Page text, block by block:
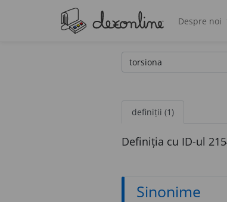
Despre noi
definiții (1)
Definiția cu ID-ul
Sinonime